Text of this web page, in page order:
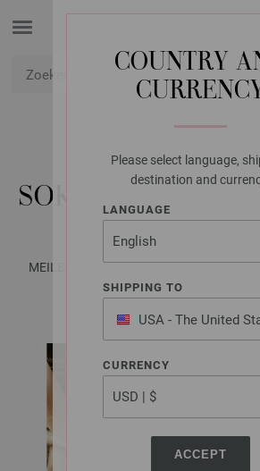
COUNTRY
Please select language,
destination and
LANGUAGE
SHIPPING TO
USA - The United
of America
CURRENCY
ACCEPT
LANA GROSSA
SOKKEN
MEILENWEIT No. 6 - Tijdschrift (DE) +
Model 39